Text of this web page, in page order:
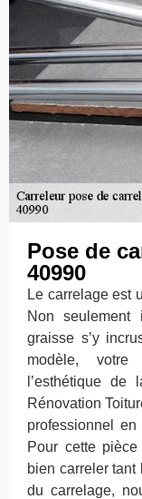
Pose de
40990
Le carrelage est
Non
graisse s’y
modèle,
l’esthétique
Rénovation
professionnel
Pour cette
bien carreler
du carrelage,